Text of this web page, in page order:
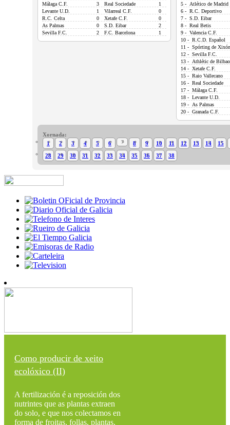
Málaga C.F.
3 Real Sociedade
1
Levante U.D.
1 Vilarreal C.F.
0
R.C. Celta
0 Xetafe C.F.
0
As Palmas
0 S.D. Eibar
2
Sevilla F.C.
2 F.C. Barcelona 1
5 - Atlético de Madrid
6 - R.C. Deportivo
7 - S.D. Eibar
8 - Real Betis
9 - Valencia C.F.
10 - R.C.D. Español
11 - Spórting de Xixón
12 - Sevilla F.C.
13 - Athlétic de Bilbao
14 - Xetafe C.F.
15 - Raio Vallecano
16 - Real Sociedade
17 - Málaga C.F.
18 - Levante U.D.
19 - As Palmas
20 - Granada C.F.
Xornada:
1
2 3 4 5 6 7 8 9 10 11 12 13 14
15
28
29 30 31 32 33 34 35 36 37 38
Como producir de xeito
ecolóxico (II)
A fertilización é a reposición dos
nutrintes que as plantas extraen
do solo, e que nos colectamos en
forma de froitas, follas, plantas,